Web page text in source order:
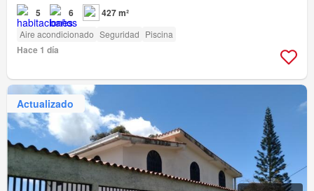
5 6 427 m²
Aire acondicionado Seguridad Piscina
Hace 1 día
Actualizado